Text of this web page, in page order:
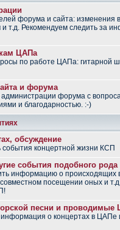
форума и сайта: изменения
т.д. Рекомендуем следить за
ЦАПа
по работе ЦАПа: гитарной
и форума
администрации форума с
и благодарностью. :-)
обсуждение
события концертной жизни КСП
события подобного рода
информацию о
совместном посещении оных и
песни и
о концертах в ЦАПе